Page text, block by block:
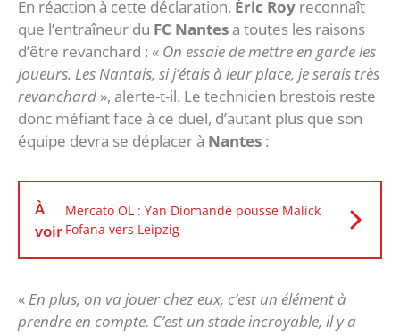
En réaction à cette déclaration, Éric Roy reconnaît
que l’entraîneur du FC Nantesa toutes les raisons
d’être revanchard : « On essaie de mettre en garde les
joueurs. Les Nantais, si j’étais à leur place, je serais très
revanchard », alerte-t-il. Le technicien brestois reste
donc méfiant face à ce duel, d’autant plus que son
équipe devra se déplacer à Nantes :
À
voir
Mercato OL : Yan Diomandé pousse Malick
Fofana vers Leipzig
« En plus, on va jouer chez eux, c’est un élément à
prendre en compte. C’est un stade incroyable, il y a